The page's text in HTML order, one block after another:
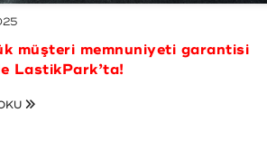
ve üzeri alışverişlerde 750 TL’ye
kazanma fırsatı